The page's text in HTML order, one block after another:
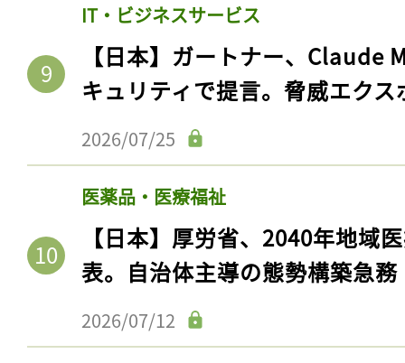
IT・ビジネスサービス
【日本】ガートナー、Claude
キュリティで提言。脅威エク
2026/07/25
医薬品・医療福祉
【日本】厚労省、2040年地域
表。自治体主導の態勢構築急務
2026/07/12